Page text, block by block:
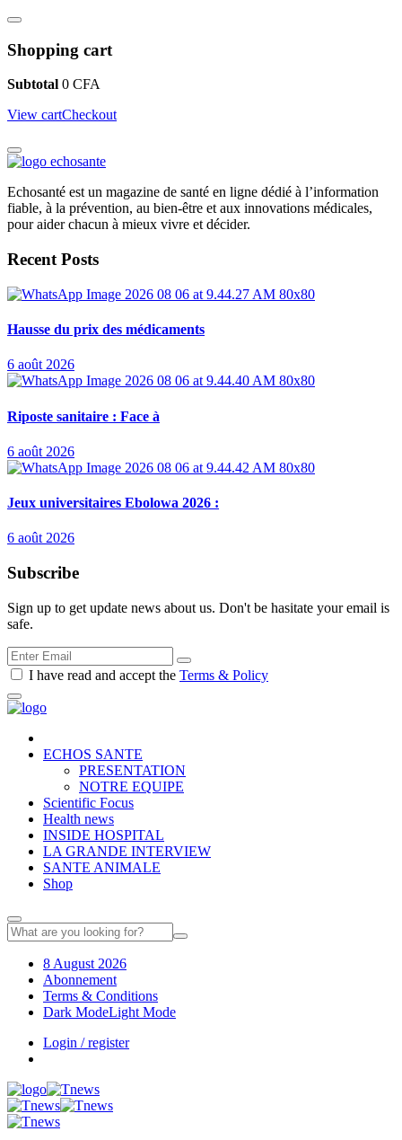
Shopping cart
Subtotal 0 CFA
View cartCheckout
Echosanté est un magazine de santé en ligne dédié à l’information
fiable, à la prévention, au bien-être et aux innovations médicales,
pour aider chacun à mieux vivre et décider.
Recent Posts
Hausse du prix des médicaments
6 août 2026
Riposte sanitaire : Face à
6 août 2026
Jeux universitaires Ebolowa 2026 :
6 août 2026
Subscribe
Sign up to get update news about us. Don't be hasitate your email is
safe.
I have read and accept the Terms & Policy
ECHOS SANTE
PRESENTATION
NOTRE EQUIPE
Scientific Focus
Health news
INSIDE HOSPITAL
LA GRANDE INTERVIEW
SANTE ANIMALE
Shop
8 August 2026
Abonnement
Terms & Conditions
Dark ModeLight Mode
Login / register